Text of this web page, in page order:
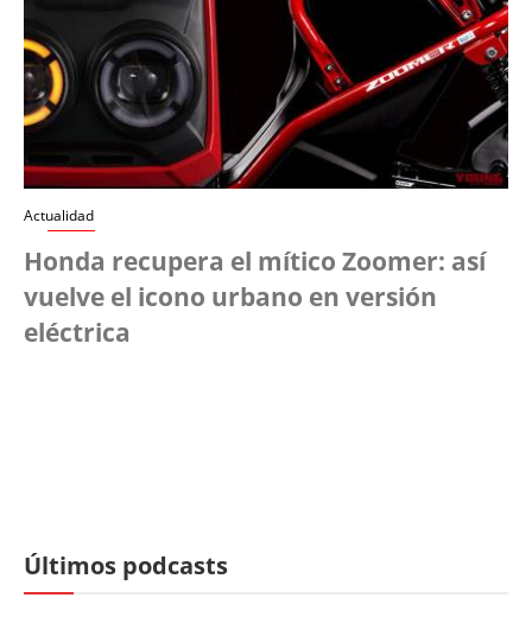
Actualidad
Honda recupera el mítico Zoomer: así
vuelve el icono urbano en versión
eléctrica
Últimos podcasts